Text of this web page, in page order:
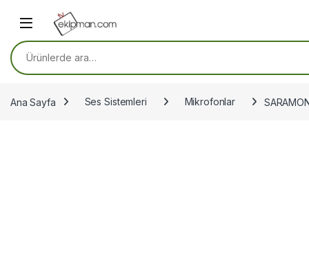
Ara:
Ana Sayfa Ses Sistemleri Mikrofonlar